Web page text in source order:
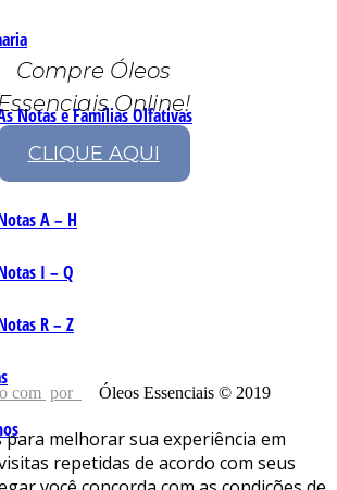
Notas e Famílias Olfativas
Olfativo
A – H
I – Q
R – Z
Compre Óleos
Online!
CLIQUE AQUI
com por Óleos Essenciais © 2019
melhorar sua experiência em
repetidas de acordo com seus